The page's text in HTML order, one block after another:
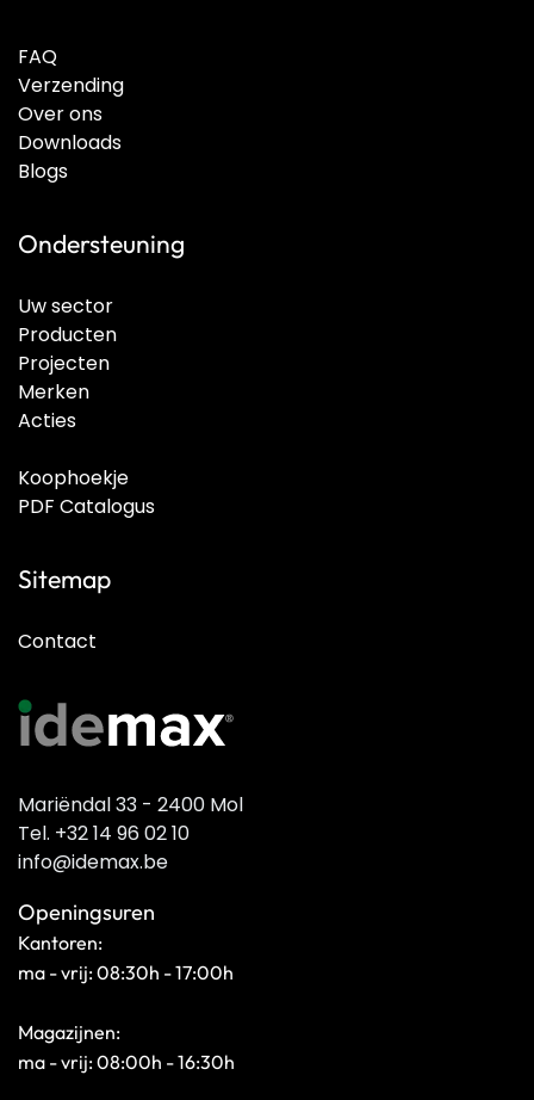
FAQ
Verzending
Over ons
Downloads
Blogs
Ondersteuning
Uw sector
Producten
Projecten
Merken
Acties
Koophoekje
PDF Catalogus
Sitemap
Contact
Mariëndal 33 - 2400 Mol
Tel. +32 14 96 02 10
info@idemax.be
Openingsuren
Kantoren:
ma - vrij: 08:30h - 17:00h
Magazijnen:
ma - vrij: 08:00h - 16:30h